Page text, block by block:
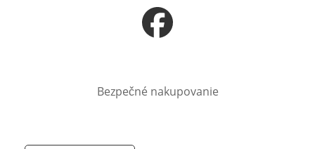
Otvorí sa vnovom okne
Bezpečné nakupovanie